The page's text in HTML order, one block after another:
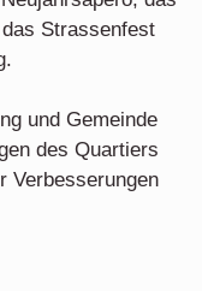
Strassenfest
und Gemeinde
des Quartiers
Verbesserungen